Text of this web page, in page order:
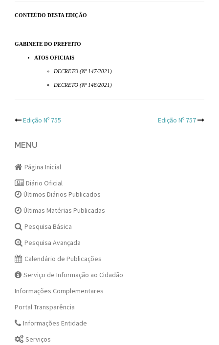
CONTEÚDO DESTA EDIÇÃO
GABINETE DO PREFEITO
ATOS OFICIAIS
DECRETO (Nº 147/2021)
DECRETO (Nº 148/2021)
Post
navigation
Edição Nº 755 Edição Nº 757
MENU
Página Inicial
Diário Oficial
Últimos Diários Publicados
Últimas Matérias Publicadas
Pesquisa Básica
Pesquisa Avançada
Calendário de Publicações
Serviço de Informação ao Cidadão
Informações Complementares
Portal Transparência
Informações Entidade
Serviços